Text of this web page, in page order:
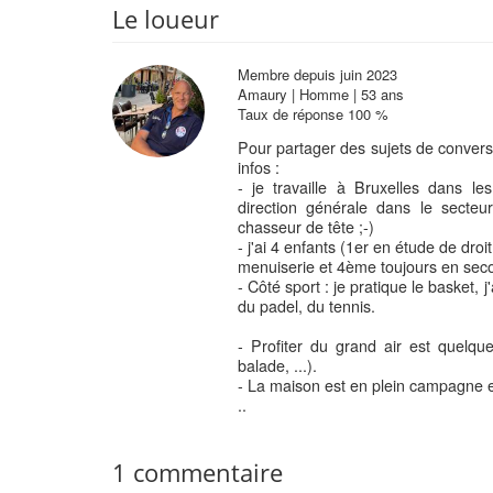
Le loueur
Membre depuis juin 2023
Amaury | Homme | 53 ans
Taux de réponse 100 %
Pour partager des sujets de
infos :
- je travaille à Bruxelles dans
direction générale dans le
chasseur de tête ;-)
- j'ai 4 enfants (1er en étude de
menuiserie et 4ème toujours en
- Côté sport : je pratique le basket,
du padel, du tennis.
- Profiter du grand air est
balade, ...).
- La maison est en plein campagne
..
1 commentaire